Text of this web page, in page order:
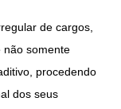
de cargos,
não somente
procedendo
dos seus